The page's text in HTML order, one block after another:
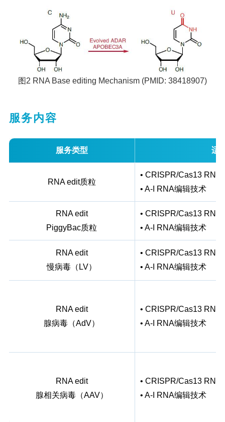
图2 RNA Base editing Mechanism (PMID: 38418907)
服务内容
服务类型 适
RNA edit质粒
• CRISPR/Cas13 RNA
• A-I RNA编辑技术
RNA edit
PiggyBac质粒
• CRISPR/Cas13 RNA
• A-I RNA编辑技术
RNA edit
慢病毒（LV）
• CRISPR/Cas13 RNA
• A-I RNA编辑技术
RNA edit
腺病毒（AdV）
• CRISPR/Cas13 RNA
• A-I RNA编辑技术
RNA edit
腺相关病毒（AAV）
• CRISPR/Cas13 RNA
• A-I RNA编辑技术